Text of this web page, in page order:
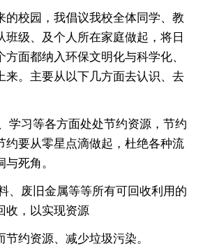
的校园，我倡议我校全体同学、教
班级、及个人所在家庭做起，将日
面都纳入环保文明化与科学化、
来。主要从以下几方面去认识、去
学习等各方面处处节约资源，节约
约要从零星点滴做起，杜绝各种流
死角。
、废旧金属等等所有可回收利用的
收，以实现资源
节约资源、减少垃圾污染。